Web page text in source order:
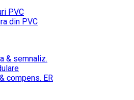
PVC
din PVC
& semnaliz.
compens. ER